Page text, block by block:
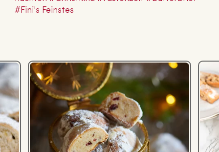
#Fini's Feinstes